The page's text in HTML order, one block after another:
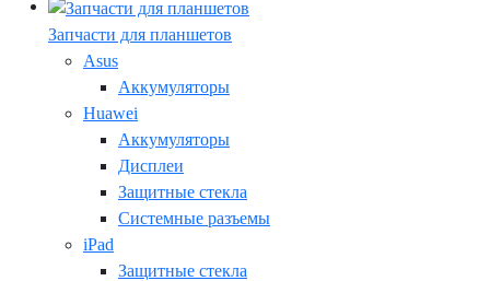
Запчасти для планшетов
Asus
Аккумуляторы
Huawei
Аккумуляторы
Дисплеи
Защитные стекла
Системные разъемы
iPad
Защитные стекла